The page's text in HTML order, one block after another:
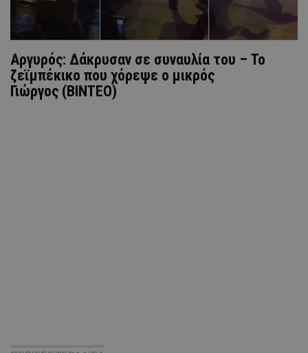
Αργυρός: Δάκρυσαν σε συναυλία του – Το
ζεϊμπέκικο που χόρεψε ο μικρός
Γιώργος (BINTEO)